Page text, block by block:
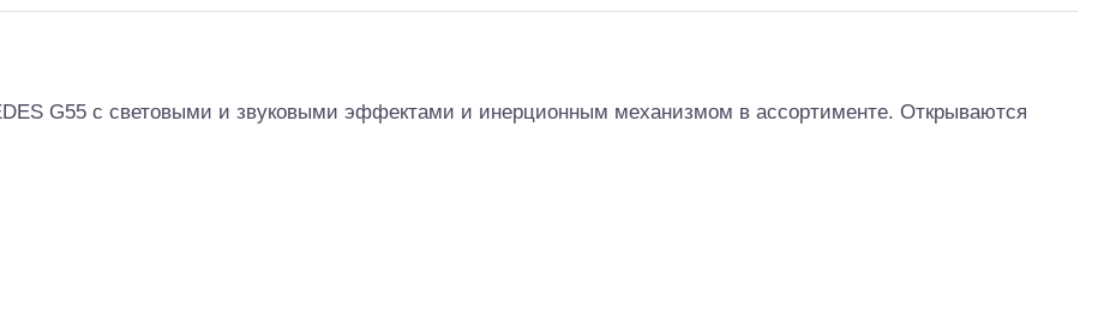
G55 с световыми и звуковыми эффектами и инерционным механизмом в ассортименте. Открываются